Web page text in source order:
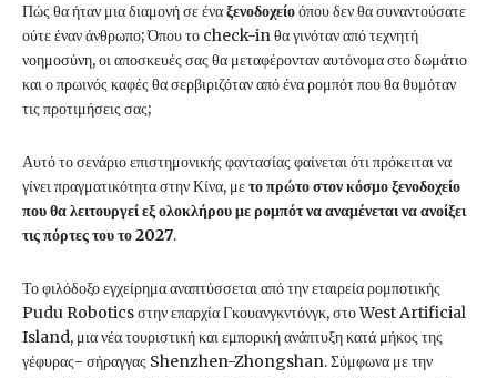
Πώς θα ήταν μια διαμονή σε έναξενοδοχείοόπου δεν θα συναντούσατε
ούτε έναν άνθρωπο; Όπου το check-in θα γινόταν από τεχνητή
νοημοσύνη, οι αποσκευές σας θα μεταφέρονταν αυτόνομα στο δωμάτιο
και ο πρωινός καφές θα σερβιριζόταν από ένα ρομπότ που θα θυμόταν
τις προτιμήσεις σας;
Αυτό το σενάριο επιστημονικής φαντασίας φαίνεται ότι πρόκειται να
γίνει πραγματικότητα στην Κίνα, μετο πρώτο στον κόσμο ξενοδοχείο
που θα λειτουργεί εξ ολοκλήρου με ρομπότ να αναμένεται να ανοίξει
τις πόρτες του το 2027.
Το φιλόδοξο εγχείρημα αναπτύσσεται από την εταιρεία ρομποτικής
Pudu Robotics στην επαρχία Γκουανγκντόνγκ, στο West Artificial
Island, μια νέα τουριστική και εμπορική ανάπτυξη κατά μήκος της
γέφυρας- σήραγγας Shenzhen-Zhongshan. Σύμφωνα με την